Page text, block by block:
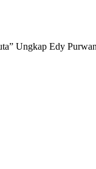
Ungkap Edy